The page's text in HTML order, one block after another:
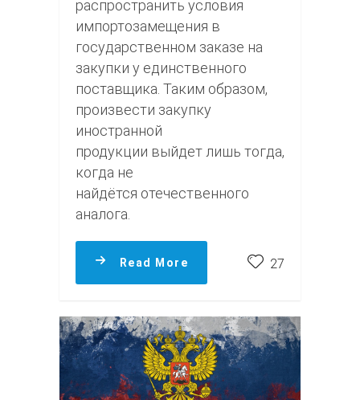
распространить условия
импортозамещения в
государственном заказе на
закупки у единственного
поставщика. Таким образом,
произвести закупку
иностранной
продукции выйдет лишь тогда,
когда не
найдётся отечественного
аналога.
Read More 27